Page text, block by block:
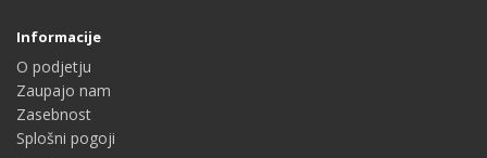
Informacije
O podjetju
Zaupajo nam
Zasebnost
Splošni pogoji